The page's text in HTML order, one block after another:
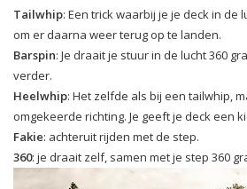
Tailwhip: Een trick waarbij je je deck in de
om er daarna weer terug op te landen.
Barspin: Je draait je stuur in de lucht 360
verder.
Heelwhip: Het zelfde als bij een tailwhip,
omgekeerde richting. Je geeft je deck een
Fakie: achteruit rijden met de step.
360: je draait zelf, samen met je step 360